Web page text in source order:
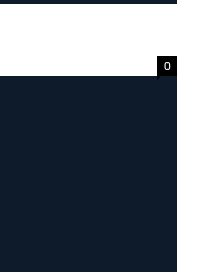
0